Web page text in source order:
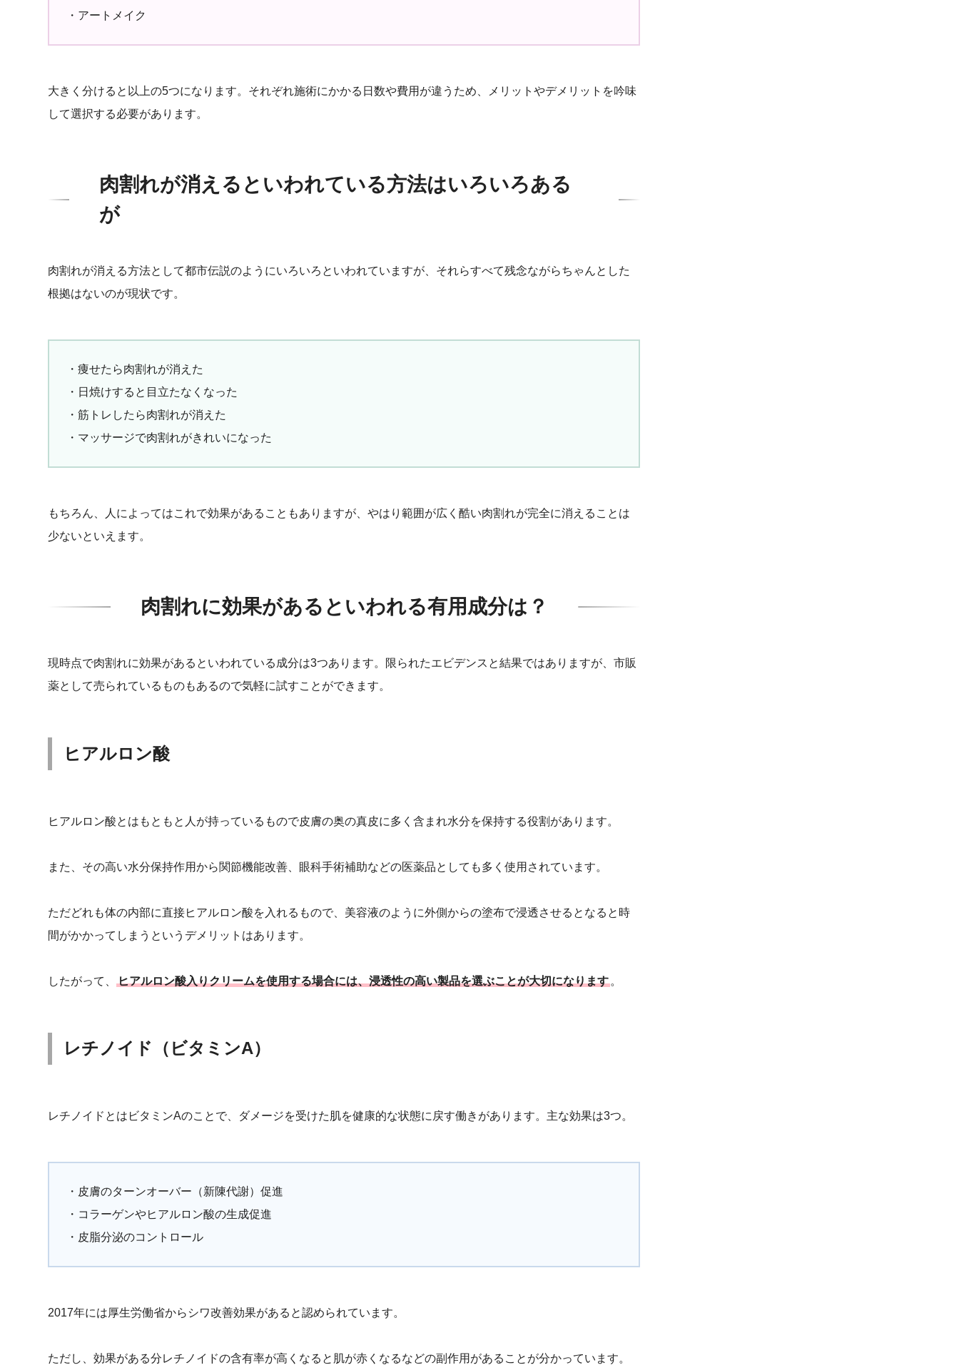
・アートメイク
大きく分けると以上の5つになります。それぞれ施術にかかる日数や費用が違うため、メリットやデメリットを吟味
して選択する必要があります。
肉割れが消えるといわれている方法はいろいろある
が
肉割れが消える方法として都市伝説のようにいろいろといわれていますが、それらすべて残念ながらちゃんとした
根拠はないのが現状です。
・痩せたら肉割れが消えた
・日焼けすると目立たなくなった
・筋トレしたら肉割れが消えた
・マッサージで肉割れがきれいになった
もちろん、人によってはこれで効果があることもありますが、やはり範囲が広く酷い肉割れが完全に消えることは
少ないといえます。
肉割れに効果があるといわれる有用成分は？
現時点で肉割れに効果があるといわれている成分は3つあります。限られたエビデンスと結果ではありますが、市販
薬として売られているものもあるので気軽に試すことができます。
ヒアルロン酸
ヒアルロン酸とはもともと人が持っているもので皮膚の奥の真皮に多く含まれ水分を保持する役割があります。
また、その高い水分保持作用から関節機能改善、眼科手術補助などの医薬品としても多く使用されています。
ただどれも体の内部に直接ヒアルロン酸を入れるもので、美容液のように外側からの塗布で浸透させるとなると時
間がかかってしまうというデメリットはあります。
したがって、ヒアルロン酸入りクリームを使用する場合には、浸透性の高い製品を選ぶことが大切になります 。
レチノイド（ビタミンA）
レチノイドとはビタミンAのことで、ダメージを受けた肌を健康的な状態に戻す働きがあります。主な効果は3つ。
・皮膚のターンオーバー（新陳代謝）促進
・コラーゲンやヒアルロン酸の生成促進
・皮脂分泌のコントロール
2017年には厚生労働省からシワ改善効果があると認められています。
ただし、効果がある分レチノイドの含有率が高くなると肌が赤くなるなどの副作用があることが分かっています。